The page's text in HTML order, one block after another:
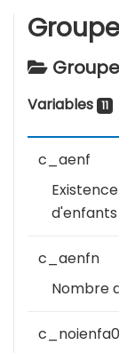
Variables 11
c_aenf
c_aenfn
Nombre